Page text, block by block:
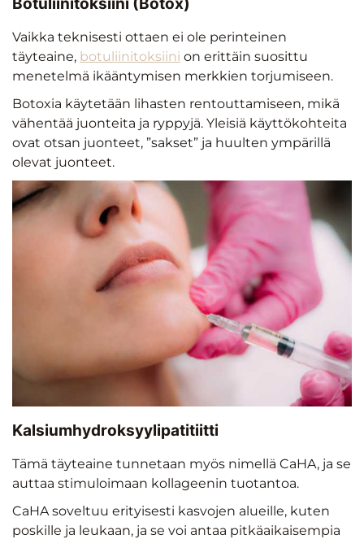
Vaikka teknisesti ottaen ei ole perinteinen
täyteaine, botuliinitoksiini on erittäin suosittu
menetelmä ikääntymisen merkkien torjumiseen.
Botoxia käytetään lihasten rentouttamiseen, mikä
vähentää juonteita ja ryppyjä. Yleisiä käyttökohteita
ovat otsan juonteet, ”sakset” ja huulten ympärillä
olevat juonteet.
Kalsiumhydroksyylipatitiitti
Tämä täyteaine tunnetaan myös nimellä CaHA, ja se
auttaa stimuloimaan kollageenin tuotantoa.
CaHA soveltuu erityisesti kasvojen alueille, kuten
poskille ja leukaan, ja se voi antaa pitkäaikaisempia